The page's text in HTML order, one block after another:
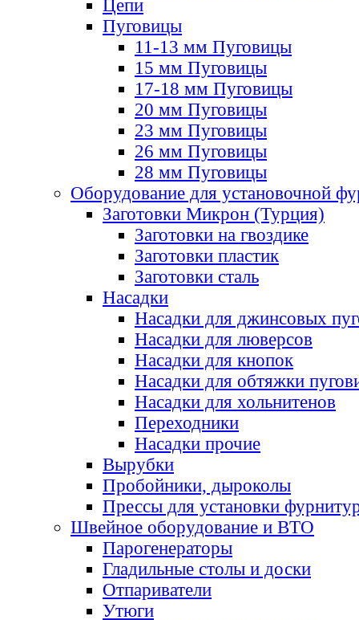
Цепи
Пуговицы
11-13 мм Пуговицы
15 мм Пуговицы
17-18 мм Пуговицы
20 мм Пуговицы
23 мм Пуговицы
26 мм Пуговицы
28 мм Пуговицы
Оборудование для установочной
Заготовки Микрон (Турция)
Заготовки на гвоздике
Заготовки пластик
Заготовки сталь
Насадки
Насадки для джинсовых
Насадки для люверсов
Насадки для кнопок
Насадки для обтяжки
Насадки для хольнитенов
Переходники
Насадки прочие
Вырубки
Пробойники, дыроколы
Прессы для установки
Швейное оборудование и ВТО
Парогенераторы
Гладильные столы и доски
Отпариватели
Утюги